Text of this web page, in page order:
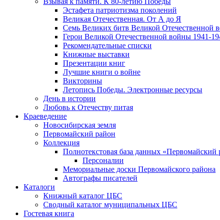
Эcтафета патриотизма поколений
Великая Отечественная. От А до Я
Семь Великих битв Великой Отечественной
Герои Великой Отечественной войны 1941-
Рекомендательные списки
Книжные выставки
Презентации книг
Лучшие книги о войне
Викторины
Летопись Победы. Электронные ресурсы
День в истории
Любовь к Отечеству питая
Краеведение
Новосибирская земля
Первомайский район
Коллекция
Полнотекстовая база данных «Первомайский
Персоналии
Мемориальные доски Первомайского района
Автографы писателей
Каталоги
Книжный каталог ЦБС
Сводный каталог муниципальных ЦБС
Гостевая книга